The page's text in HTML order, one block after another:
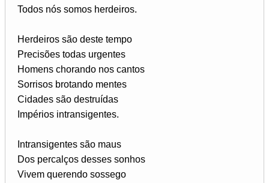
Todos nós somos herdeiros.
Herdeiros são deste tempo
Precisões todas urgentes
Homens chorando nos cantos
Sorrisos brotando mentes
Cidades são destruídas
Impérios intransigentes.
Intransigentes são maus
Dos percalços desses sonhos
Vivem querendo sossego